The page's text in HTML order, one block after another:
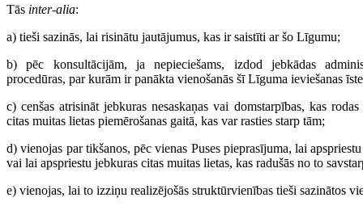
Tās inter-alia:
a) tieši sazinās, lai risinātu jautājumus, kas ir saistīti ar šo Līgumu;
b) pēc konsultācijām, ja nepieciešams, izdod jebkādas
procedūras, par kurām ir panākta vienošanās šī Līguma ieviešanas
c) cenšas atrisināt jebkuras nesaskaņas vai domstarpības, kas
citas muitas lietas piemērošanas gaitā, kas var rasties starp tām;
d) vienojas par tikšanos, pēc vienas Puses pieprasījuma, lai
vai lai apspriestu jebkuras citas muitas lietas, kas radušās no to
e) vienojas, lai to izziņu realizējošās struktūrvienības tieši sazinātos